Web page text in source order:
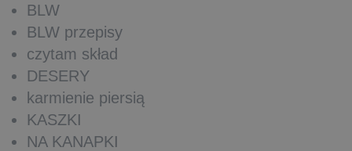
BLW
BLW przepisy
czytam skład
DESERY
karmienie piersią
KASZKI
NA KANAPKI